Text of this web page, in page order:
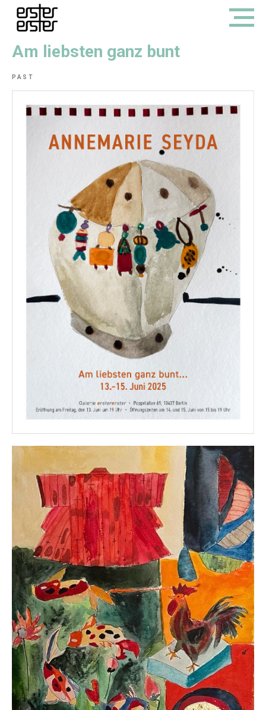
Am liebsten ganz bunt
PAST